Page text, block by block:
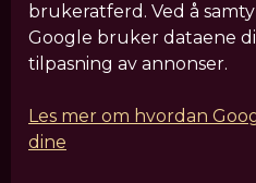
brukeratferd. Ved å
Google bruker dataene
tilpasning av annonser.
Les mer om hvordan
dine
Våre
SculptraIV Drypp
Leppefiller
Fjerning av filler
Hudforbedrende